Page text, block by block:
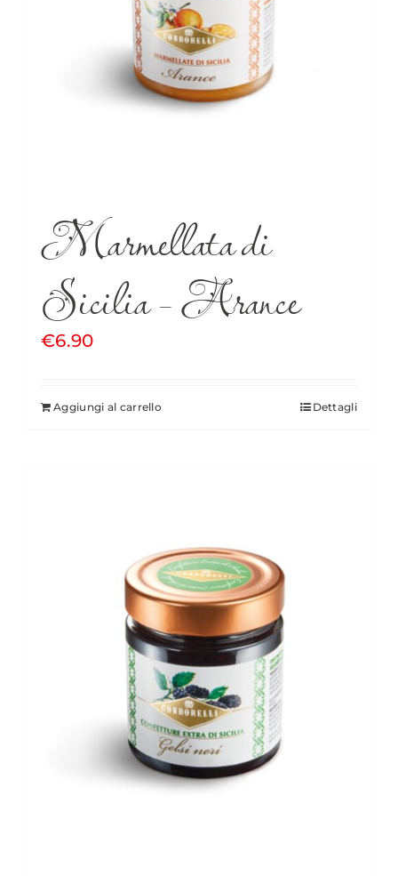
Marmellata di
Sicilia – Arance
€6.90
Aggiungi al carrello Dettagli